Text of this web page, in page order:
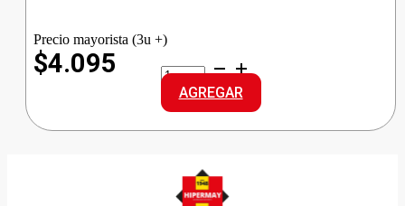
Precio mayorista (3u +)
$4.095
MARCELA
AMERICANO
cantidad
AGREGAR